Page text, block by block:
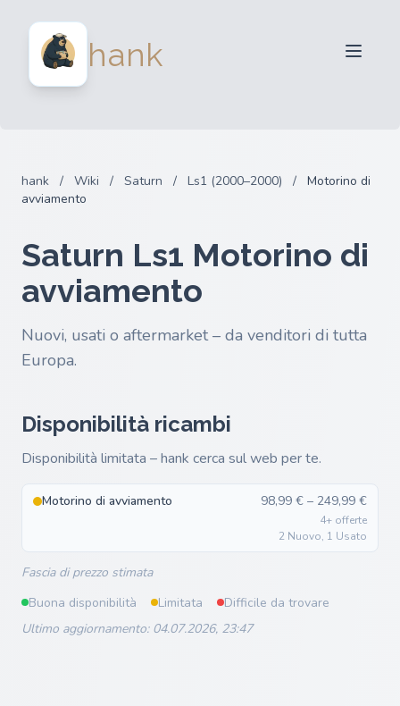
hankPer acquirenti
Accedi
hank / Wiki / Saturn / Ls1 (2000–2000) /
Motorino di
avviamento
Saturn Ls1 Motorino di
avviamento
Nuovi, usati o aftermarket – da venditori di tutta
Europa.
Disponibilità ricambi
Disponibilità limitata – hank cerca sul web per te.
Motorino di avviamento 98,99 € – 249,99 €
4+ offerte
2 Nuovo, 1 Usato
Fascia di prezzo stimata
Buona disponibilità
Limitata
Difficile da trovare
Ultimo aggiornamento: 04.07.2026, 23:47